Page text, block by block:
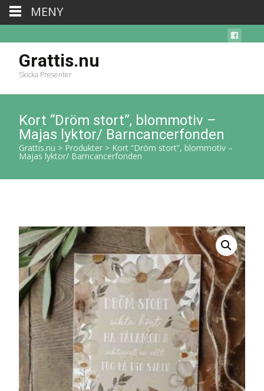
Grattis.nu
Skicka Presenter
Kort “Dröm stort”, blommotiv –
Majas lyktor/ Barncancerfonden
Grattis.nu > Produkter > Kort “Dröm stort”, blommotiv –
Majas lyktor/ Barncancerfonden
MENY